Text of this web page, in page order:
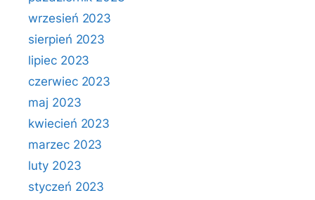
wrzesień 2023
sierpień 2023
lipiec 2023
czerwiec 2023
maj 2023
kwiecień 2023
marzec 2023
luty 2023
styczeń 2023